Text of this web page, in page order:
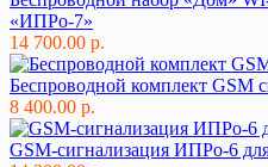
«ИПРо-7»
14 700.00 р.
Беспроводной комплект GSM
8 400.00 р.
GSM-сигнализация ИПРо-6